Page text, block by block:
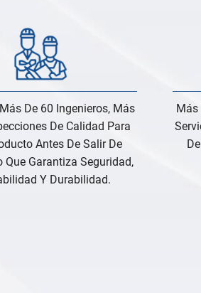
De 60 Ingenieros, Más
De Calidad Para
Antes De Salir De
Que Garantiza Seguridad,
Y Durabilidad.
Más